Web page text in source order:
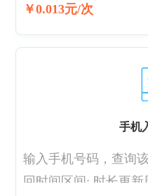
别率达90%以上
￥0.013元/次
手机
输入手机号码，查询
回时间区间; 时长更新